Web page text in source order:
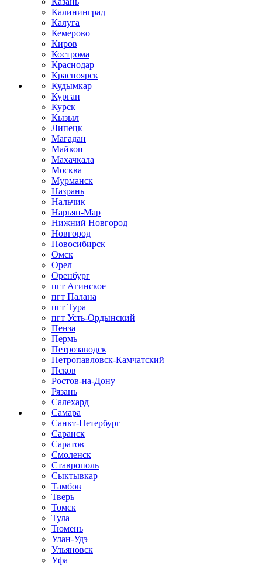
Калининград
Калуга
Кемерово
Киров
Кострома
Краснодар
Красноярск
Кудымкар
Курган
Курск
Кызыл
Липецк
Магадан
Майкоп
Махачкала
Москва
Мурманск
Назрань
Нальчик
Нарьян-Мар
Нижний Новгород
Новгород
Новосибирск
Омск
Орел
Оренбург
пгт Агинское
пгт Палана
пгт Тура
пгт Усть-Ордынский
Пенза
Пермь
Петрозаводск
Петропавловск-Камчатский
Псков
Ростов-на-Дону
Рязань
Салехард
Самара
Санкт-Петербург
Саранск
Саратов
Смоленск
Ставрополь
Сыктывкар
Тамбов
Тверь
Томск
Тула
Тюмень
Улан-Удэ
Ульяновск
Уфа